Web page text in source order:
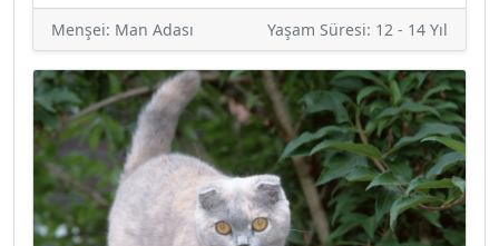
Menşei: Man Adası Yaşam Süresi: 12 - 14 Yıl